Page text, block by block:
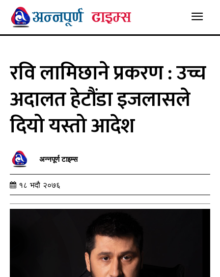
रवि लामिछाने प्रकरण : उच्च
अदालत हेटौंडा इजलासले
दियो यस्तो आदेश
अन्नपूर्ण टाइम्स
१८ भदौ २०७६